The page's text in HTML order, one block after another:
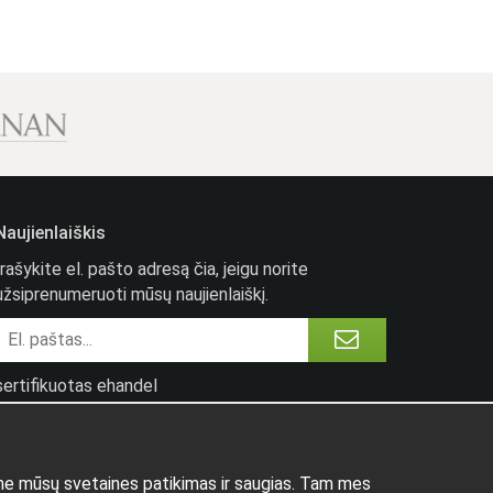
el. pašto adresą čia, jeigu norite
mūsų naujienlaiškį.
ehandel
mūsų svetaines patikimas ir saugias. Tam mes